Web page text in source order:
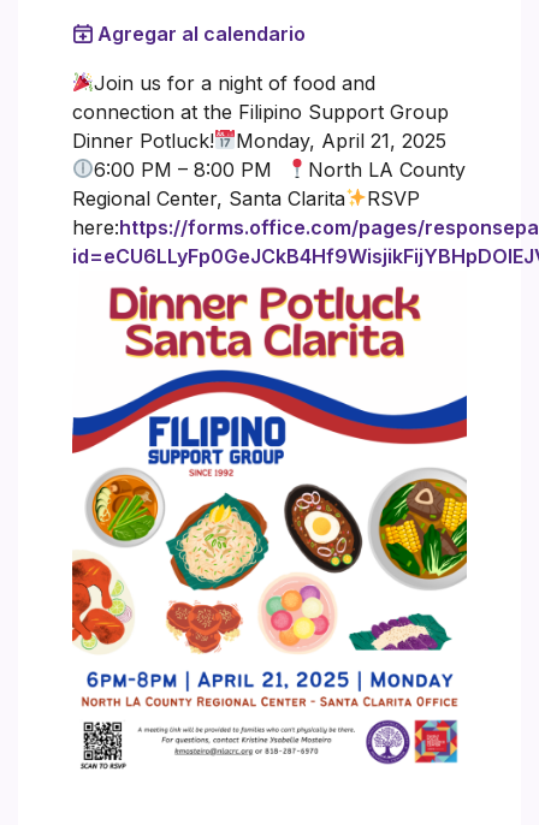
Agregar al calendario
Join us for a night of food and
connection at the Filipino Support Group
Dinner Potluck!
Monday, April 21, 2025⠀
6:00 PM – 8:00 PM⠀
North LA County
Regional Center, Santa Clarita
RSVP
here:https://forms.office.com/pages/